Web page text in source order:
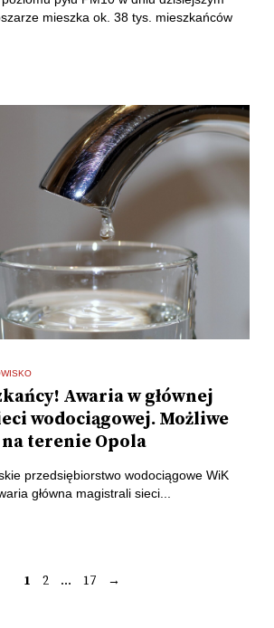
mieszka ok. 38 tys. mieszkańców
Awaria w głównej
wodociągowej. Możliwe
terenie Opola
przedsiębiorstwo wodociągowe WiK
główna magistrali sieci...
Stronicowanie
1 2 … 17 →